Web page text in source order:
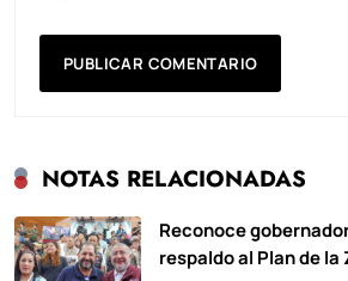
NOTAS RELACIONADAS
Reconoce
respaldo al Plan de la